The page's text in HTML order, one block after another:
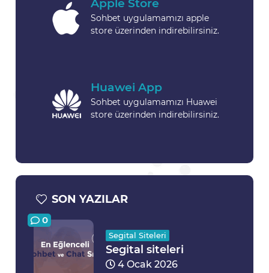
Apple Store
Sohbet uygulamamızı apple
store üzerinden indirebilirsiniz.
Huawei App
Sohbet uygulamamızı Huawei
store üzerinden indirebilirsiniz.
SON YAZILAR
0
Segital Siteleri
Segital siteleri
4 Ocak 2026